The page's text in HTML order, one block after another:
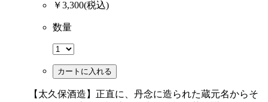
￥3,300(税込)
数量
カートに入れる
【太久保酒造】正直に、丹念に造られた蔵元名からそ